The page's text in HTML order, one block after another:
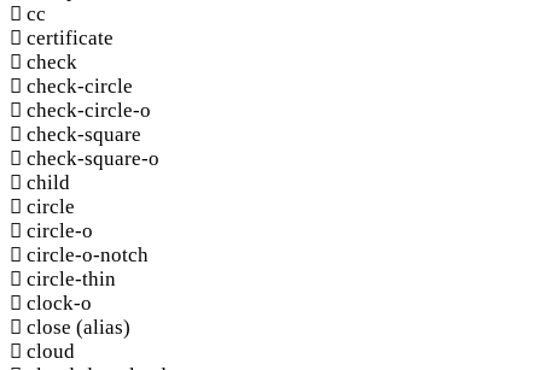
cc
certificate
check
check-circle
check-circle-o
check-square
check-square-o
child
circle
circle-o
circle-o-notch
circle-thin
clock-o
close (alias)
cloud